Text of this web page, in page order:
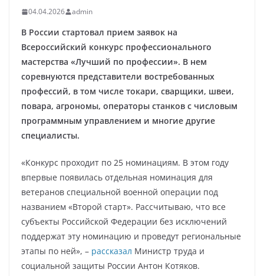
04.04.2026 admin
В России стартовал прием заявок на
Всероссийский конкурс профессионального
мастерства «Лучший по профессии». В нем
соревнуются представители востребованных
профессий, в том числе токари, сварщики, швеи,
повара, агрономы, операторы станков с числовым
программным управлением и многие другие
специалисты.
«Конкурс проходит по 25 номинациям. В этом году
впервые появилась отдельная номинация для
ветеранов специальной военной операции под
названием «Второй старт». Рассчитываю, что все
субъекты Российской Федерации без исключений
поддержат эту номинацию и проведут региональные
этапы по ней», – рассказал Министр труда и
социальной защиты России Антон Котяков.